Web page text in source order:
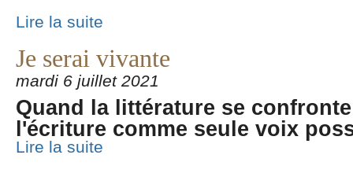
Lire la suite
Je serai vivante
mardi 6 juillet 2021
Quand la littérature se
l'écriture comme seule voix
Lire la suite